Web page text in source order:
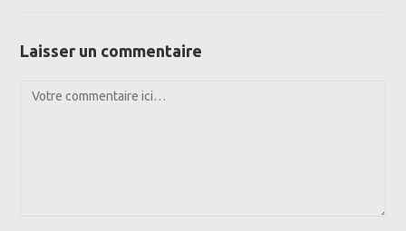
Laisser un commentaire
Comment